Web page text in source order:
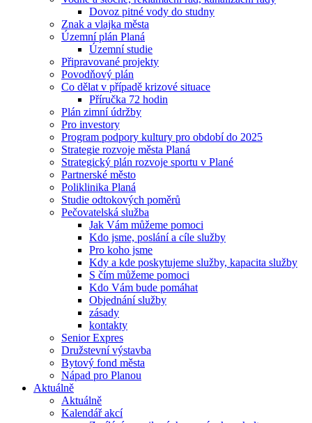
Dovoz pitné vody do studny
Znak a vlajka města
Územní plán Planá
Územní studie
Připravované projekty
Povodňový plán
Co dělat v případě krizové situace
Příručka 72 hodin
Plán zimní údržby
Pro investory
Program podpory kultury pro období do 2025
Strategie rozvoje města Planá
Strategický plán rozvoje sportu v Plané
Partnerské město
Poliklinika Planá
Studie odtokových poměrů
Pečovatelská služba
Jak Vám můžeme pomoci
Kdo jsme, poslání a cíle služby
Pro koho jsme
Kdy a kde poskytujeme služby, kapacita služby
S čím můžeme pomoci
Kdo Vám bude pomáhat
Objednání služby
zásady
kontakty
Senior Expres
Družstevní výstavba
Bytový fond města
Nápad pro Planou
Aktuálně
Aktuálně
Kalendář akcí